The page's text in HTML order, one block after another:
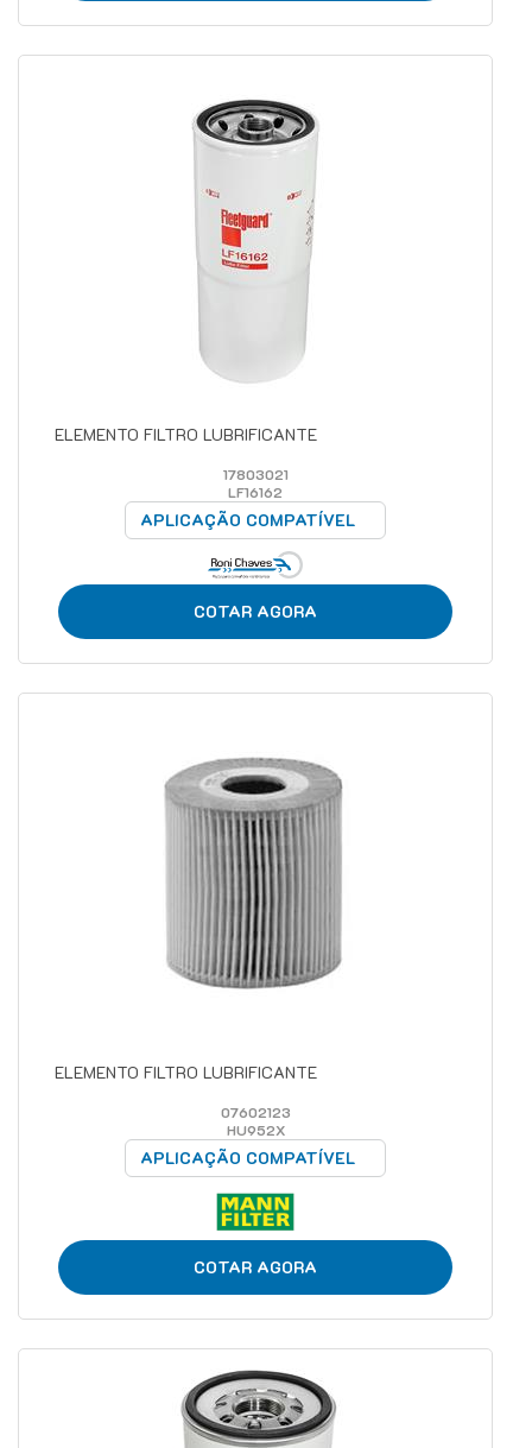
ELEMENTO FILTRO LUBRIFICANTE
17803021
LF16162
APLICAÇÃO COMPATÍVEL
COTAR AGORA
ELEMENTO FILTRO LUBRIFICANTE
07602123
HU952X
APLICAÇÃO COMPATÍVEL
COTAR AGORA